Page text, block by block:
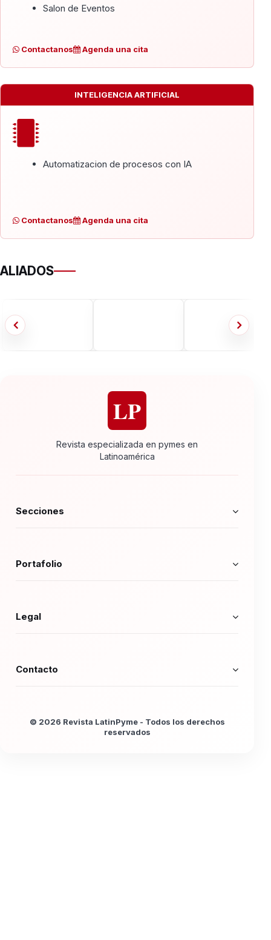
Salon de Eventos
Contactanos Agenda una cita
INTELIGENCIA ARTIFICIAL
Automatizacion de procesos con IA
Contactanos Agenda una cita
ALIADOS
LP
Revista especializada en pymes en
Latinoamérica
Secciones
Portafolio
Legal
Contacto
© 2026 Revista LatinPyme - Todos los derechos
reservados